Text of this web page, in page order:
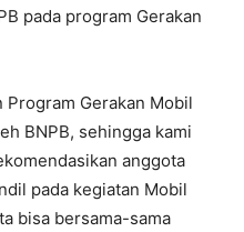
pada program Gerakan
Program Gerakan Mobil
BNPB, sehingga kami
anggota
pada kegiatan Mobil
bisa bersama-sama